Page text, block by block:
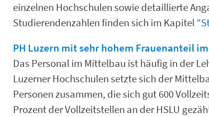
einzelnen Hochschulen sowie detaillierte
Studierendenzahlen finden sich im Kapitel
PH Luzern mit sehr hohem Frauenanteil
Das Personal im Mittelbau ist häufig in der
Luzerner Hochschulen setzte sich der
Personen zusammen, die sich gut 600
Prozent der Vollzeitstellen an der HSLU